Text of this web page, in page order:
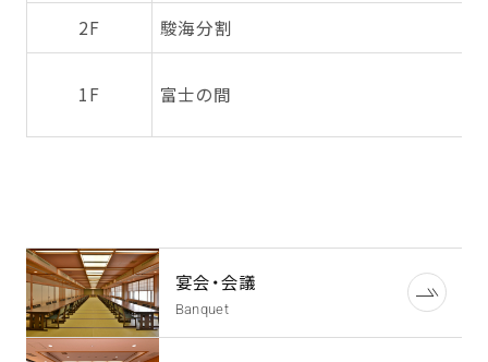
2F 駿海分割
1F 富士の間
宴会・会議
Banquet